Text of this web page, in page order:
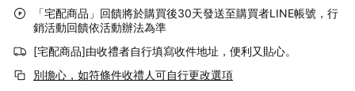
「宅配商品」回饋將於購買後30天發送至購買者LINE帳號，行
銷活動回饋依活動辦法為準
[宅配商品]由收禮者自行填寫收件地址，便利又貼心。
別擔心，如符條件收禮人可自行更改選項